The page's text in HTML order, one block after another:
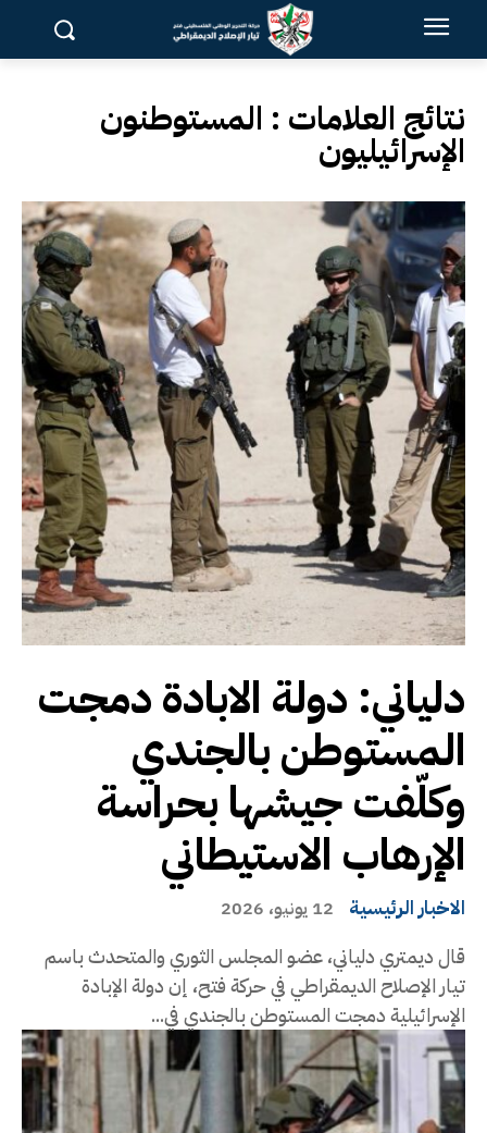
نتائج العلامات : المستوطنون
الإسرائيليون
دلياني: دولة الابادة دمجت
المستوطن بالجندي
وكلّفت جيشها بحراسة
الإرهاب الاستيطاني
الاخبار الرئيسية 12 يونيو، 2026
قال ديمتري دلياني، عضو المجلس الثوري والمتحدث باسم
تيار الإصلاح الديمقراطي في حركة فتح، إن دولة الإبادة
الإسرائيلية دمجت المستوطن بالجندي في...